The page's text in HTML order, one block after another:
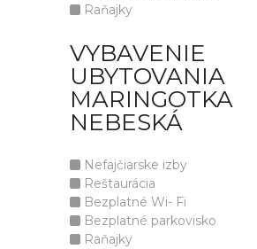
Raňajky
VYBAVENIE
UBYTOVANIA
MARINGOTKA
NEBESKÁ
Nefajčiarske izby
Reštaurácia
Bezplatné Wi- Fi
Bezplatné parkovisko
Raňajky